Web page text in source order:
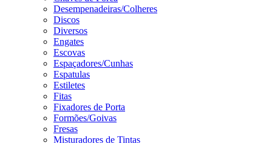
Desempenadeiras/Colheres
Discos
Diversos
Engates
Escovas
Espaçadores/Cunhas
Espatulas
Estiletes
Fitas
Fixadores de Porta
Formões/Goivas
Fresas
Misturadores de Tintas